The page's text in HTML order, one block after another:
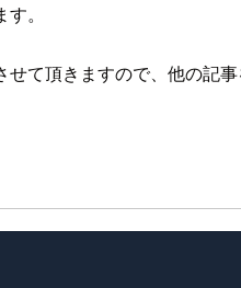
。
て頂きますので、他の記